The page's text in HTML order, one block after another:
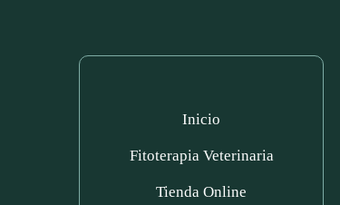
Inicio
Fitoterapia Veterinaria
Tienda Online